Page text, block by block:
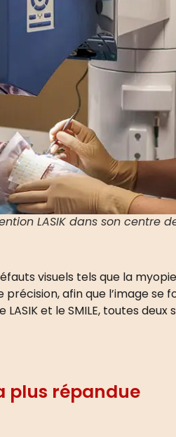
LASIK dans son centre
visuels tels que la
précision, afin que l’image
LASIKet leSMILE, toutes deux
plus répandue